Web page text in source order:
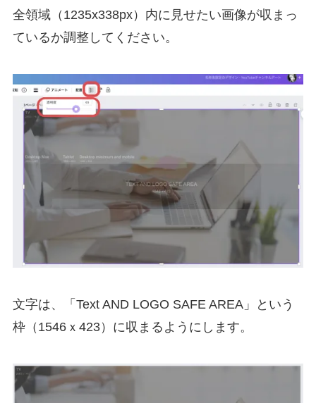
全領域（1235x338px）内に見せたい画像が収まっ
ているか調整してください。
文字は、「Text AND LOGO SAFE AREA」という
枠（1546ｘ423）に収まるようにします。